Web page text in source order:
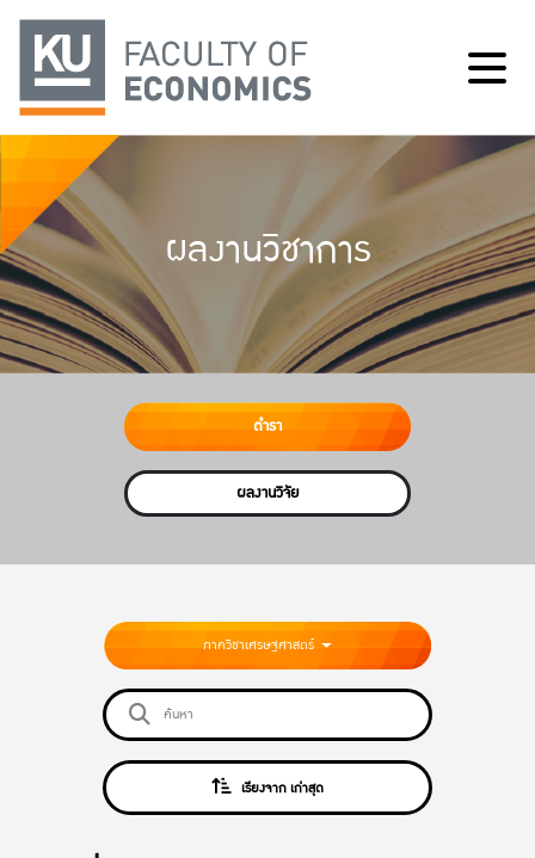
ผลงานวิชาการ
ตำรา
ผลงานวิจัย
ภาควิชาเศรษฐศาสตร์
เรียงจาก เก่าสุด